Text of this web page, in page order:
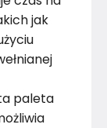
jak
paleta